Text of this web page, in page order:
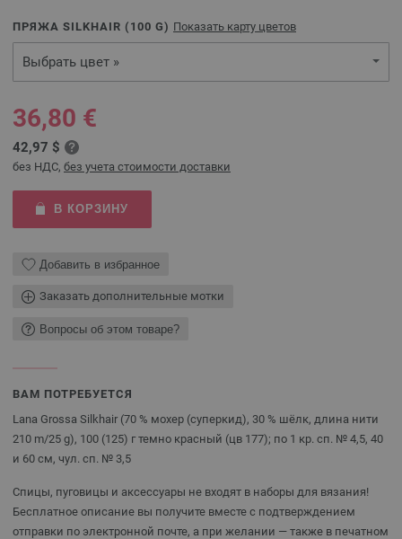
ПРЯЖА SILKHAIR ( 100 G) Показать карту цветов
Выбрать цвет »
36,80 €
42,97 $
без НДС, без учета стоимости доставки
В КОРЗИНУ
Добавить в избранное
Заказать дополнительные мотки
Вопросы об этом товаре?
ВАМ ПОТРЕБУЕТСЯ
Lana Grossa Silkhair (70 % мохер (суперкид), 30 % шёлк, длина нити
210 m/25 g), 100 (125) г темно красный (цв 177); по 1 кр. сп. № 4,5, 40
и 60 см, чул. сп. № 3,5
Спицы, пуговицы и аксессуары не входят в наборы для вязания!
Бесплатное описание вы получите вместе с подтверждением
отправки по электронной почте, а при желании — также в печатном